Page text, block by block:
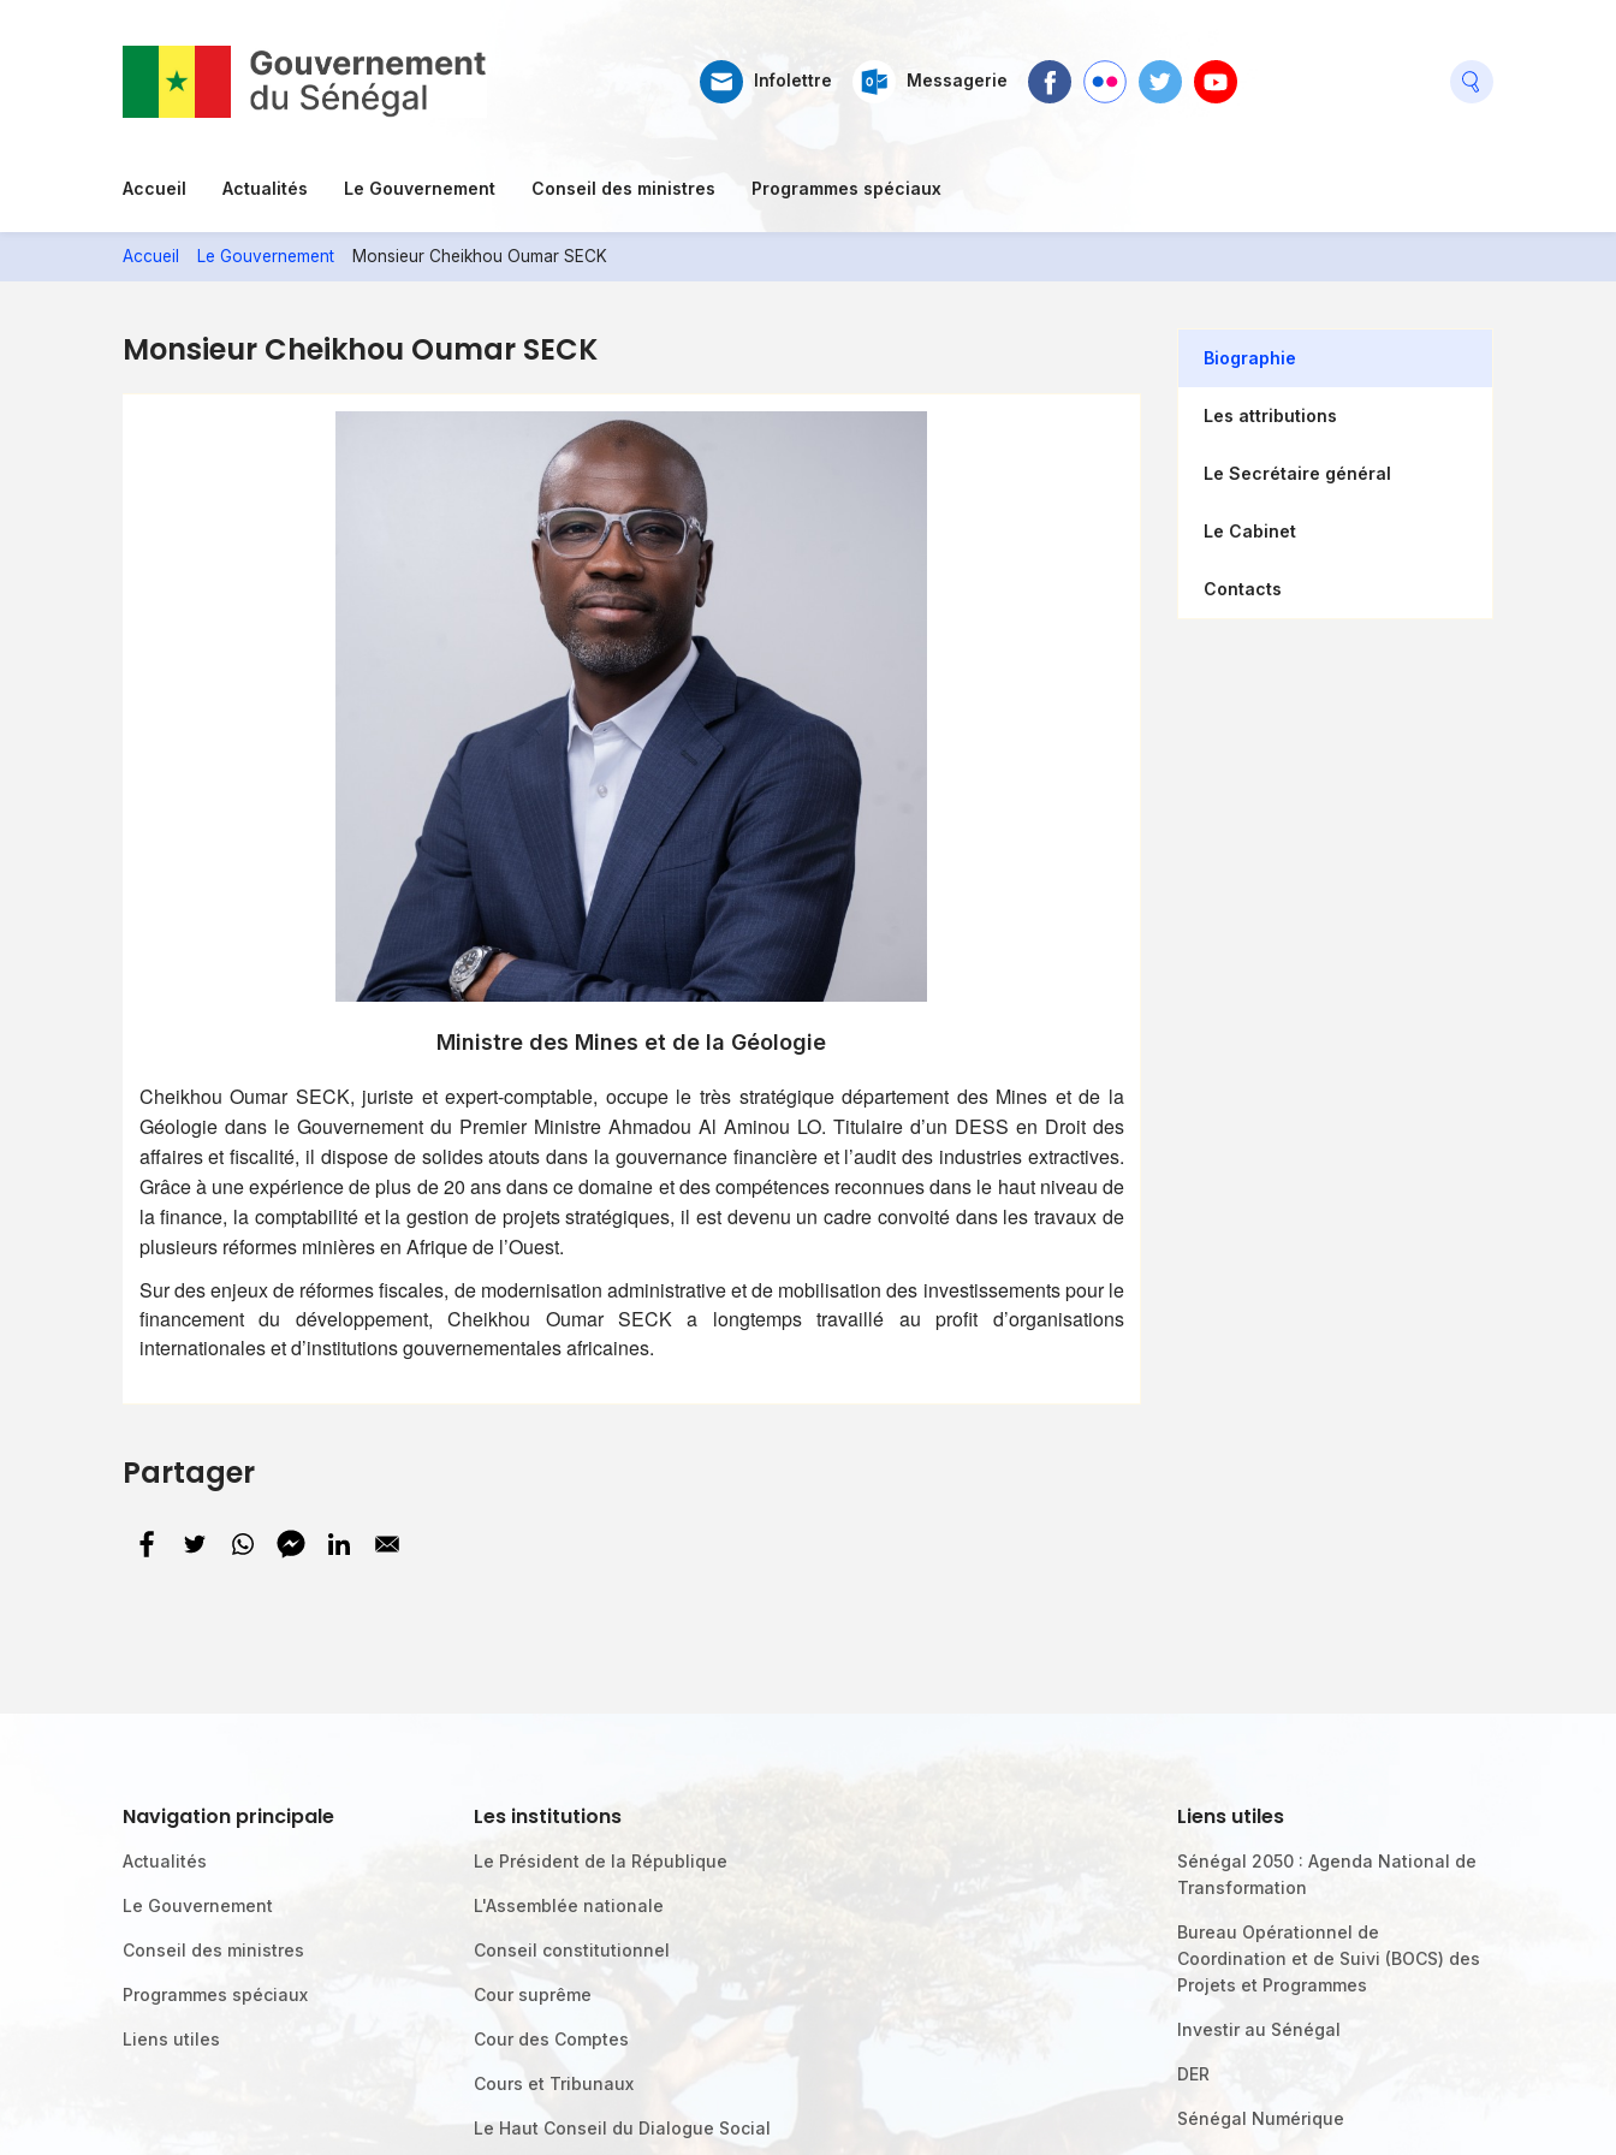
WebInfolettre Messagerie
Réseaux
FacebookFlickr Twitter Youtube
Menu
principal
Accueil Actualités Le Gouvernement Conseil des ministres Programmes spéciaux
Accueil Le Gouvernement Monsieur Cheikhou Oumar SECK
Monsieur Cheikhou Oumar SECK
Ministre des Mines et de la Géologie
Cheikhou Oumar SECK, juriste et expert-comptable, occupe le très stratégique département des Mines et de la
Géologie dans le Gouvernement du Premier Ministre Ahmadou Al Aminou LO. Titulaire d’un DESS en Droit des
affaires et fiscalité, il dispose de solides atouts dans la gouvernance financière et l’audit des industries extractives.
Grâce à une expérience de plus de 20 ans dans ce domaine et des compétences reconnues dans le haut niveau de
la finance, la comptabilité et la gestion de projets stratégiques, il est devenu un cadre convoité dans les travaux de
plusieurs réformes minières en Afrique de l’Ouest.
Sur des enjeux de réformes fiscales, de modernisation administrative et de mobilisation des investissements pour le
financement du développement, Cheikhou Oumar SECK a longtemps travaillé au profit d’organisations
internationales et d’institutions gouvernementales africaines.
Biographie
Les attributions
Le Secrétaire général
Le Cabinet
Contacts
Partager
Navigation principale
Actualités
Le Gouvernement
Conseil des ministres
Programmes spéciaux
Liens utiles
Les institutions
Le Président de la République
L'Assemblée nationale
Conseil constitutionnel
Cour suprême
Cour des Comptes
Cours et Tribunaux
Le Haut Conseil du Dialogue Social
Liens utiles
Sénégal 2050 : Agenda National de
Transformation
Bureau Opérationnel de
Coordination et de Suivi (BOCS) des
Projets et Programmes
Investir au Sénégal
DER
Sénégal Numérique